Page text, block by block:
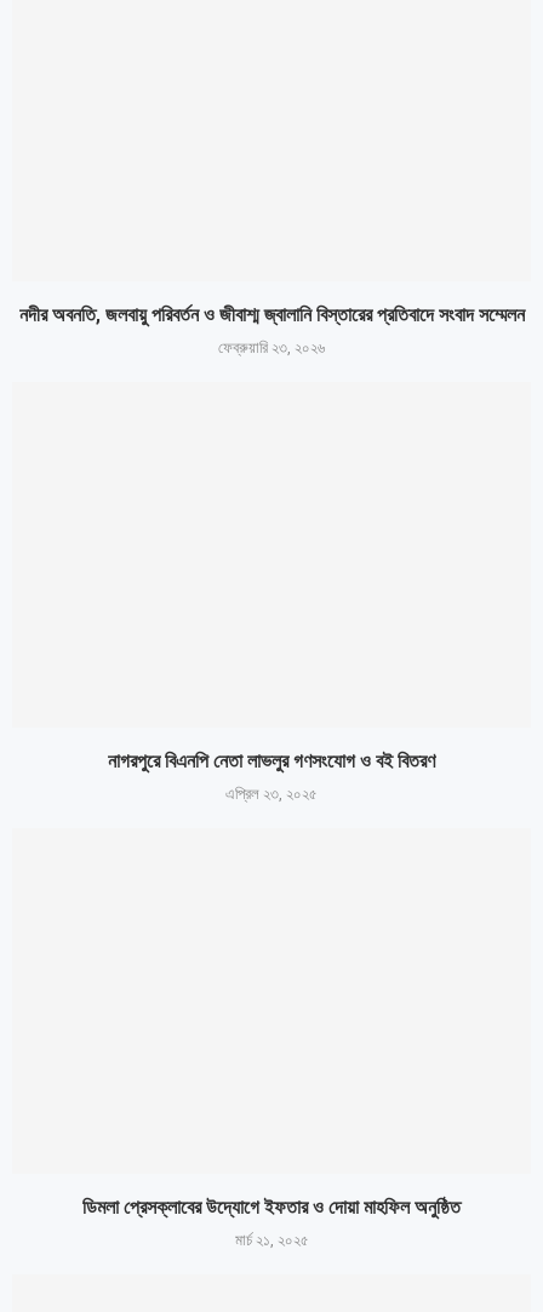
নদীর অবনতি, জলবায়ু পরিবর্তন ও জীবাশ্ম জ্বালানি বিস্তারের প্রতিবাদে সংবাদ সম্মেলন
ফেব্রুয়ারি ২৩, ২০২৬
নাগরপুরে বিএনপি নেতা লাভলুর গণসংযোগ ও বই বিতরণ
এপ্রিল ২৩, ২০২৫
ডিমলা প্রেসক্লাবের উদ্যোগে ইফতার ও দোয়া মাহফিল অনুষ্ঠিত
মার্চ ২১, ২০২৫